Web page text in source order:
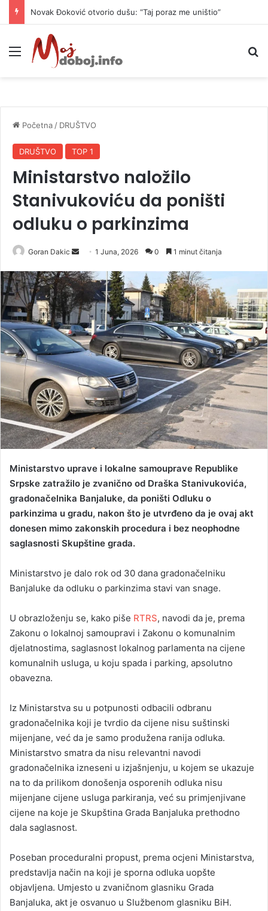
Novak Đoković otvorio dušu: “Taj poraz me uništio”
Meni
Početna / DRUŠTVO
DRUŠTVO TOP 1
Ministarstvo naložilo
Stanivukoviću da poništi
odluku o parkinzima
Goran Dakic
n
a
n
e
m
a
i
l
1 Juna, 2026 0 1 minut čitanja
Ministarstvo uprave i lokalne samouprave Republike
Srpske zatražilo je zvanično od Draška Stanivukovića,
gradonačelnika Banjaluke, da poništi Odluku o
parkinzima u gradu, nakon što je utvrđeno da je ovaj akt
donesen mimo zakonskih procedura i bez neophodne
saglasnosti Skupštine grada.
Ministarstvo je dalo rok od 30 dana gradonačelniku
Banjaluke da odluku o parkinzima stavi van snage.
U obrazloženju se, kako piše RTRS, navodi da je, prema
Zakonu o lokalnoj samoupravi i Zakonu o komunalnim
djelatnostima, saglasnost lokalnog parlamenta na cijene
komunalnih usluga, u koju spada i parking, apsolutno
obavezna.
Iz Ministarstva su u potpunosti odbacili odbranu
gradonačelnika koji je tvrdio da cijene nisu suštinski
mijenjane, već da je samo produžena ranija odluka.
Ministarstvo smatra da nisu relevantni navodi
gradonačelnika izneseni u izjašnjenju, u kojem se ukazuje
na to da prilikom donošenja osporenih odluka nisu
mijenjane cijene usluga parkiranja, već su primjenjivane
cijene na koje je Skupština Grada Banjaluka prethodno
dala saglasnost.
Poseban proceduralni propust, prema ocjeni Ministarstva,
predstavlja način na koji je sporna odluka uopšte
objavljena. Umjesto u zvaničnom glasniku Grada
Banjaluka, akt je osvanuo u Službenom glasniku BiH.